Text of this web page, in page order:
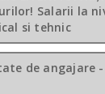
Salarii la
si tehnic
de angajare